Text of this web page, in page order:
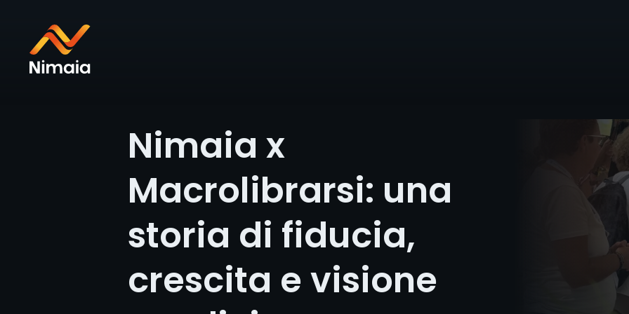
Nimaia x
Macrolibrarsi: una
storia di fiducia,
crescita e visione